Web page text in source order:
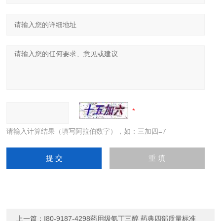
请输入计算结果（填写阿拉伯数字），如：三加四=7
上一篇： I80-9187-4298药用级氨丁三醇 药典四部质量标准